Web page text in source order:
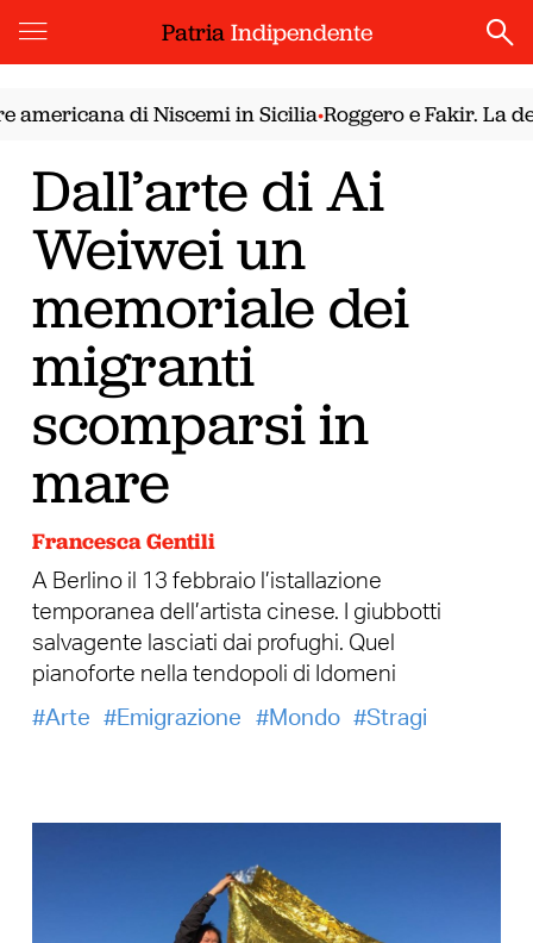
PatriaIndipendente
di Niscemi in Sicilia•Roggero e Fakir. La
Dall’arte di Ai
Weiwei un
memoriale dei
migranti
scomparsi in
mare
Francesca Gentili
A Berlino il 13 febbraio l’istallazione
temporanea dell’artista cinese. I giubbotti
salvagente lasciati dai profughi. Quel
pianoforte nella tendopoli di Idomeni
Arte
Emigrazione Mondo Stragi